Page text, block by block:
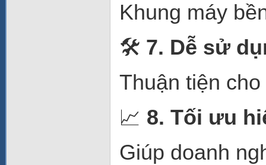
Khung máy
🛠️ 7. Dễ sử
Thuận tiện
📈 8. Tối ưu
Giúp doanh